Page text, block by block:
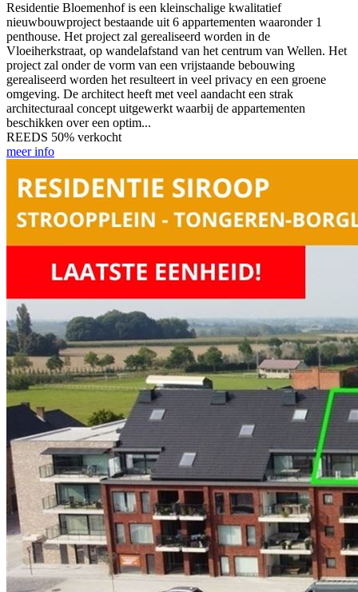
Residentie Bloemenhof is een kleinschalige kwalitatief
nieuwbouwproject bestaande uit 6 appartementen waaronder 1
penthouse. Het project zal gerealiseerd worden in de
Vloeiherkstraat, op wandelafstand van het centrum van Wellen. Het
project zal onder de vorm van een vrijstaande bebouwing
gerealiseerd worden het resulteert in veel privacy en een groene
omgeving. De architect heeft met veel aandacht een strak
architecturaal concept uitgewerkt waarbij de appartementen
beschikken over een optim...
REEDS 50% verkocht
meer info